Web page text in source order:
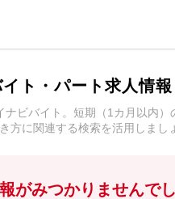
ト・パート求人情報
ビバイト。短期（1カ月以内
方に関連する検索を活用しまし
がみつかりませんでし